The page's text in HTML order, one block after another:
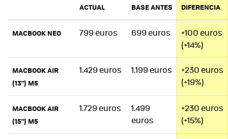
ACTUAL
BASE ANTES
DIFERENCIA
MACBOOK NEO 799 euros 699 euros
+100 euros
(+14%)
MACBOOK AIR
(13") M5
1.429 euros 1.199 euros
+230 euros
(+19%)
MACBOOK AIR
(15") M5
1.729 euros
1.499
euros
+230 euros
(+15%)